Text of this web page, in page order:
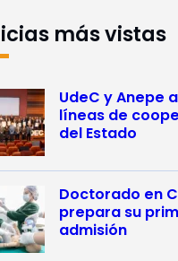
más vistas
UdeC y Anepe
líneas de
del Estado
Doctorado en
prepara su
admisión